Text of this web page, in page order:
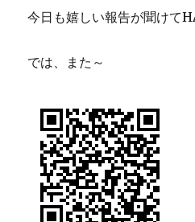
今日も嬉しい報告が聞けて
では、また～